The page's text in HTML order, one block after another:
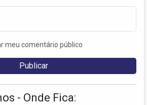
meu comentário público
- Onde Fica: